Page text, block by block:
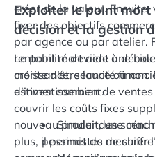
créer de la valeur. Ensuite,
fixer des objectifs
par agence ou par atelier.
rentabilité devient une
croissance, sécurité
d’investissement.
Exploiter le point mort
décision et la gestion
Le point mort aide à
mérite d’être lancé ou
estimer combien de
couvrir les coûts fixes
nouveau produit, une
plus, il permet de mesurer
Simuler des
pessimistes de